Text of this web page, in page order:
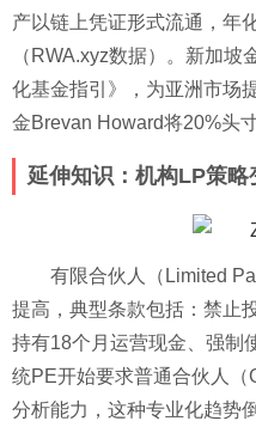
产以链上凭证形式流通，年
（RWA.xyz数据）。新加
化基金指引》，为亚洲市场
金Brevan Howard将20%头
延伸知识：机构LP策略
有限合伙人（Limited
提高，典型条款包括：禁止
持有18个月运营现金、强制
统PE开始要求普通合伙人
分析能力，这种专业化趋势